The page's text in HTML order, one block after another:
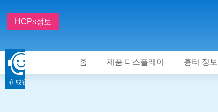
HCPS정보
홈 제품 디스플레이 흉터 정보